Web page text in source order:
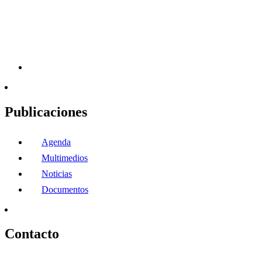
Publicaciones
Agenda
Multimedios
Noticias
Documentos
Contacto